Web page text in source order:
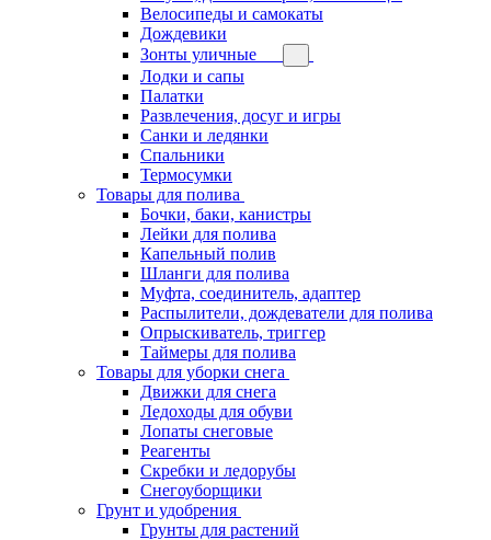
Велосипеды и самокаты
Дождевики
Зонты уличные
Лодки и сапы
Палатки
Развлечения, досуг и игры
Санки и ледянки
Спальники
Термосумки
Товары для полива
Бочки, баки, канистры
Лейки для полива
Капельный полив
Шланги для полива
Муфта, соединитель, адаптер
Распылители, дождеватели для полива
Опрыскиватель, триггер
Таймеры для полива
Товары для уборки снега
Движки для снега
Ледоходы для обуви
Лопаты снеговые
Реагенты
Скребки и ледорубы
Снегоуборщики
Грунт и удобрения
Грунты для растений